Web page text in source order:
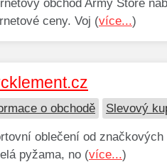
obchod Army Store
ceny. Voj (více...)
o obchodě Slevový
oblečení od
pyžama, no (více...)